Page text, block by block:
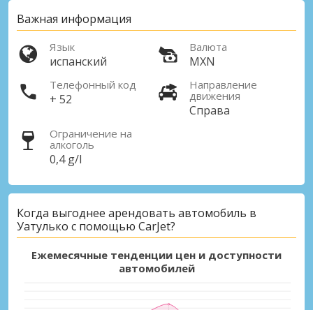
Важная информация
Язык
испанский
Валюта
MXN
Телефонный код
+ 52
Направление
движения
Справа
Ограничение на
алкоголь
0,4 g/l
Когда выгоднее арендовать автомобиль в
Уатулько с помощью CarJet?
Ежемесячные тенденции цен и доступности
автомобилей